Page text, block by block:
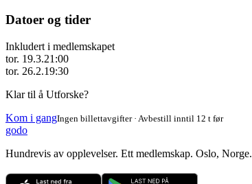
Datoer og tider
Inkludert i medlemskapet
tor. 19.3.21:00
tor. 26.2.19:30
Klar til å Utforske?
Kom i gangIngen billettavgifter · Avbestill inntil 12 t før
godo
Hundrevis av opplevelser. Ett medlemskap. Oslo, Norge.